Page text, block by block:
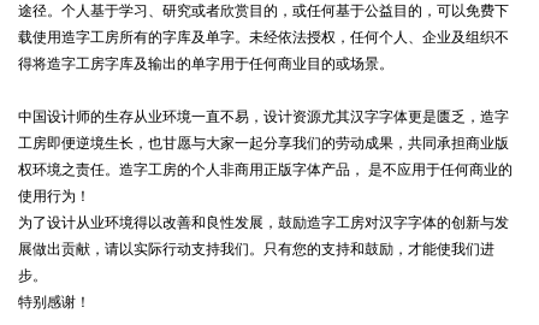
途径。个人基于学习、研究或者欣赏目的，或任何基于公益目的，可以免费下
载使用造字工房所有的字库及单字。未经依法授权，任何个人、企业及组织不
得将造字工房字库及输出的单字用于任何商业目的或场景。
中国设计师的生存从业环境一直不易，设计资源尤其汉字字体更是匮乏，造字
工房即便逆境生长，也甘愿与大家一起分享我们的劳动成果，共同承担商业版
权环境之责任。造字工房的个人非商用正版字体产品， 是不应用于任何商业的
使用行为！
为了设计从业环境得以改善和良性发展，鼓励造字工房对汉字字体的创新与发
展做出贡献，请以实际行动支持我们。只有您的支持和鼓励，才能使我们进
步。
特别感谢！